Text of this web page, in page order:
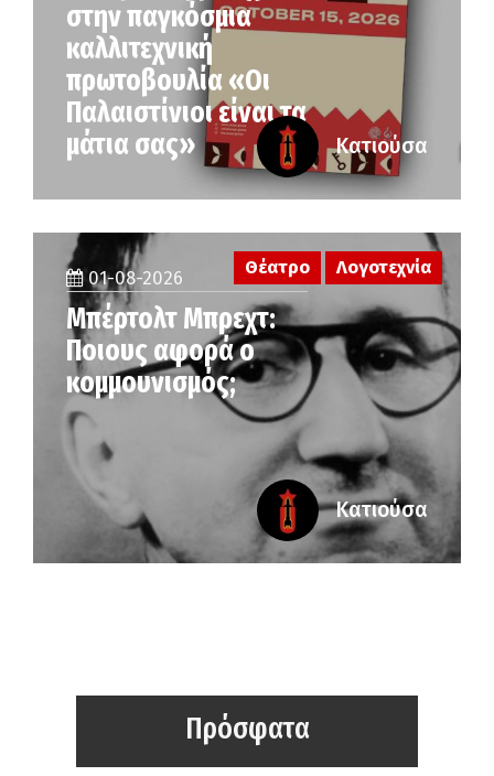
στην παγκόσμια
καλλιτεχνική
πρωτοβουλία «Οι
Παλαιστίνιοι είναι τα
μάτια σας»
Κατιούσα
01-08-2026
Μπέρτολτ Μπρεχτ:
Ποιους αφορά ο
κομμουνισμός;
Θέατρο Λογοτεχνία
Κατιούσα
Πρόσφατα